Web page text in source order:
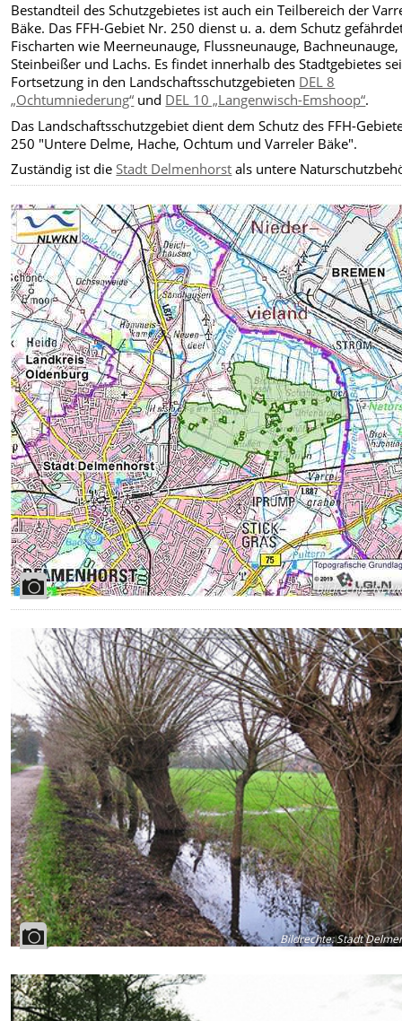
Bestandteil des Schutzgebietes ist auch ein Teilbereich der
Bäke. Das FFH-Gebiet Nr. 250 dienst u. a. dem Schutz
Fischarten wie Meerneunauge, Flussneunauge, Bachneunauge,
Steinbeißer und Lachs. Es findet innerhalb des Stadtgebietes
Fortsetzung in den Landschaftsschutzgebieten DEL 8
„Ochtumniederung“ und DEL 10 „Langenwisch-Emshoop“.
Das Landschaftsschutzgebiet dient dem Schutz des FFH-
250 "Untere Delme, Hache, Ochtum und Varreler Bäke".
Zuständig ist dieStadt Delmenhorst als untere
Bildrechte:
Bildrechte:Stadt